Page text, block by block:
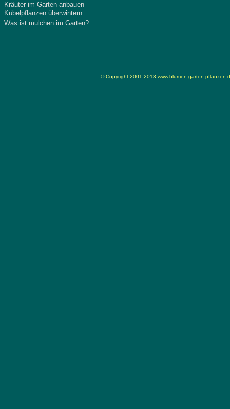
Kräuter im Garten anbauen
Kübelpflanzen überwintern
Was ist mulchen im Garten?
© Copyright 2001-2013 www.blumen-garten-